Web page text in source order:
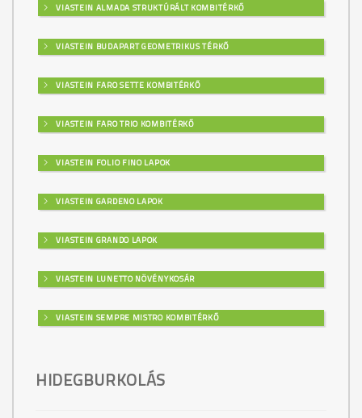
VIASTEIN ALMADA STRUKTÚRÁLT KOMBITÉRKŐ
VIASTEIN BUDAPART GEOMETRIKUS TÉRKŐ
VIASTEIN FARO SETTE KOMBITÉRKŐ
VIASTEIN FARO TRIO KOMBITÉRKŐ
VIASTEIN FOLIO FINO LAPOK
VIASTEIN GARDENO LAPOK
VIASTEIN GRANDO LAPOK
VIASTEIN LUNETTO NÖVÉNYKOSÁR
VIASTEIN SEMPRE MISTRO KOMBITÉRKŐ
HIDEGBURKOLÁS